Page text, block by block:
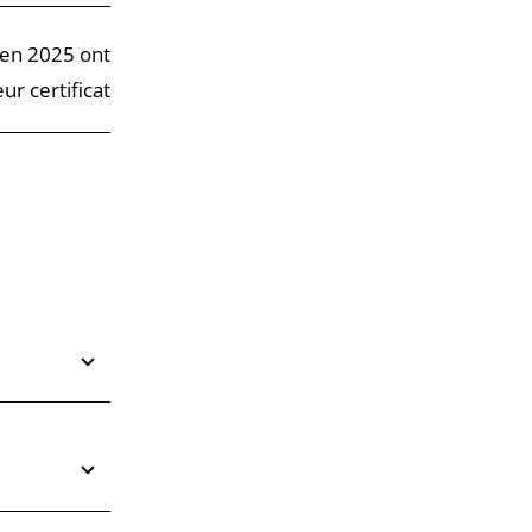
2025 ont
certificat